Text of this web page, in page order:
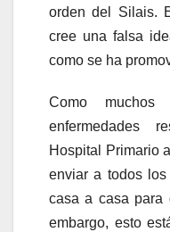
orden del Silais.
cree una falsa
como se ha
Como muchos
enfermedades
Hospital Primario
enviar a todos
casa a casa para
embargo, esto